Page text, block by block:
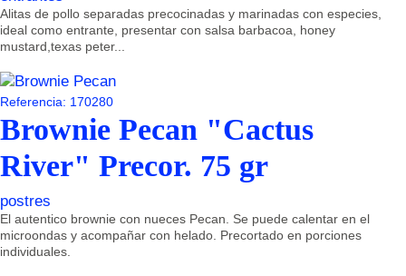
Alitas de pollo separadas precocinadas y marinadas con especies,
ideal como entrante, presentar con salsa barbacoa, honey
mustard,texas peter...
Referencia: 170280
Brownie Pecan "Cactus
River" Precor. 75 gr
postres
El autentico brownie con nueces Pecan. Se puede calentar en el
microondas y acompañar con helado. Precortado en porciones
individuales.